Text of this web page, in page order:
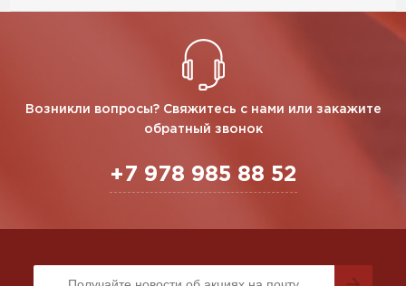
Возникли вопросы? Свяжитесь с нами или закажите
обратный звонок
+7 978 985 88 52